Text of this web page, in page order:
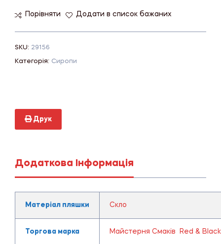
Порівняти Додати в список бажаних
SKU: 29156
Категорія: Сиропи
Друк
Додаткова Інформація
Матеріал пляшки Скло
Торгова марка Майстерня Смаків Red & Black